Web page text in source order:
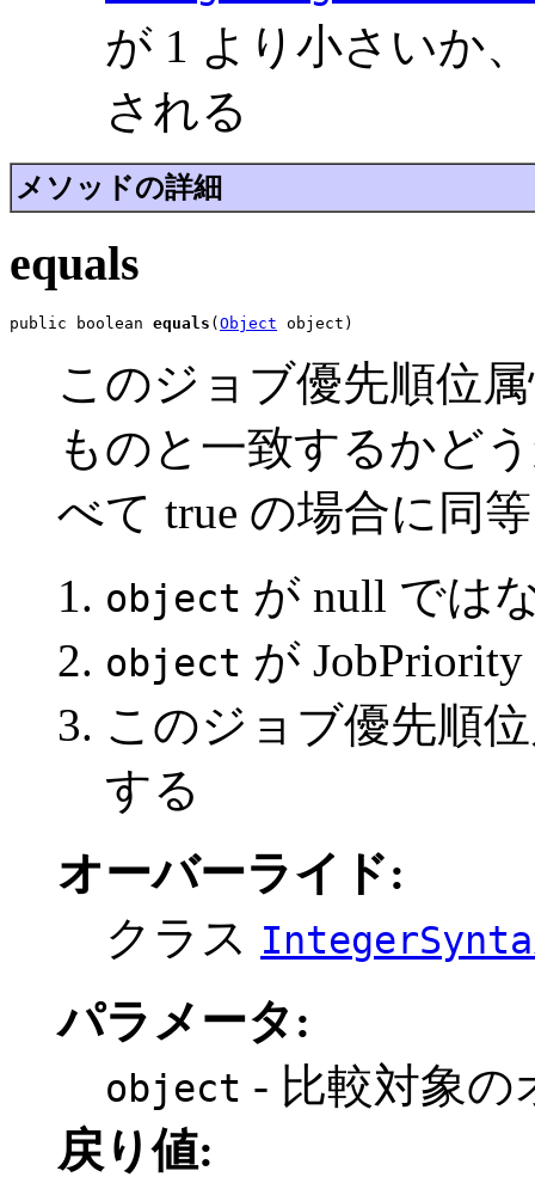
が 1 より小さいか
される
メソッドの詳細
equals
public boolean equals (Object object)
このジョブ優先順位
ものと一致するかど
べて true の場合に同
object が null では
object が
このジョブ優先順
する
オーバーライド:
クラス
パラメータ:
object - 比較対象の
戻り値: